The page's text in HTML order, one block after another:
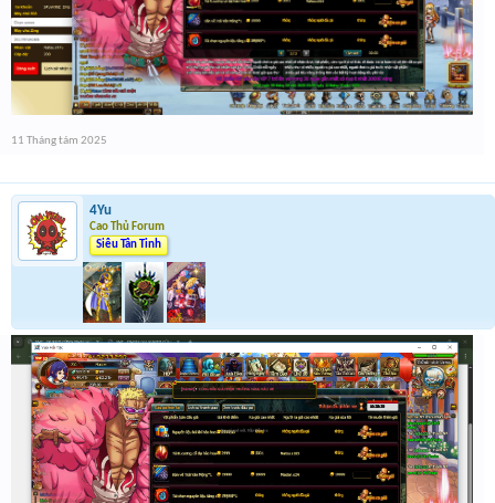
11 Tháng tám 2025
4Yu
Cao Thủ Forum
Siêu Tân Tinh